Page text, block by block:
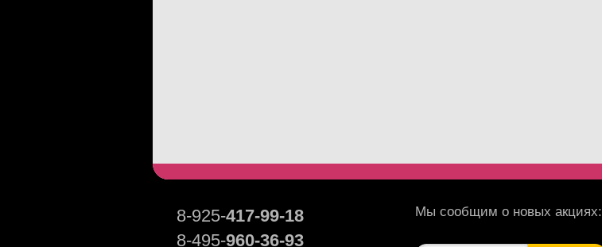
8-925-417-99-18
8-495-960-36-93
Мы сообщим о новых акциях: